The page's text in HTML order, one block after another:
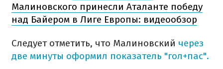
Малиновского принесли Аталанте победу
над Байером в Лиге Европы: видеообзор
Следует отметить, что Малиновский через
две минуты оформил показатель "гол+пас".